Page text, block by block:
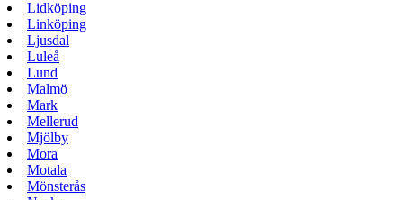
Lidköping
Linköping
Ljusdal
Luleå
Lund
Malmö
Mark
Mellerud
Mjölby
Mora
Motala
Mönsterås